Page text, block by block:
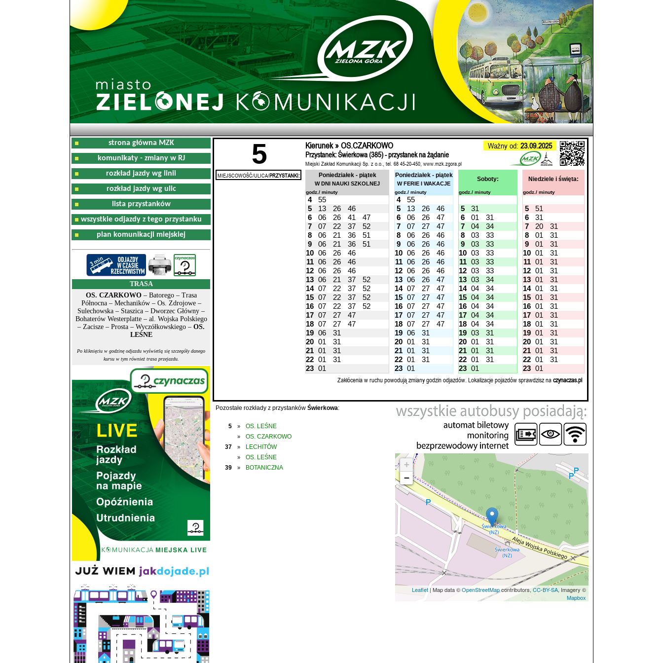
strona główna MZK
komunikaty - zmiany w RJ
rozkład jazdy wg linii
rozkład jazdy wg ulic
lista przystanków
wszystkie odjazdy z tego przystanku
plan komunikacji miejskiej
TRASA
OS. CZARKOWO– Batorego – Trasa
Północna – Mechaników – Os. Zdrojowe –
Sulechowska – Staszica – Dworzec Główny –
Bohaterów Westerplatte – al. Wojska Polskiego
– Zacisze – Prosta – Wyczółkowskiego – OS.
LEŚNE
Po kliknięciu w godzinę odjazdu wyświetlą się szczegóły danego
kursu w tym również trasa przejazdu.
5 Kierunek » OS.CZARKOWO Ważny od: 23.09.2025
Przystanek: Świerkowa (385) - przystanek na żądanie
Miejski Zakład Komunikacji Sp. z o.o., tel. 68 45-20-450, www.mzk.zgora.pl
MIEJSCOWOŚĆ/ULICA/PRZYSTANKI: Poniedziałek - piątek
W DNI NAUKI SZKOLNEJ
Poniedziałek - piątek
W FERIE I WAKACJE
Soboty: Niedziele i święta:
godz./ minuty godz./ minuty godz./ minuty godz./ minuty
4 55 4
55
5
13 26 46 5 13 26 46 5 31 5
51
6
06 26 41 47 6 06 26 47 6 01 31 6
31
7
07 22 37 52 7 07 27 47 7 04 34 7 20
31
8
06 21 36 51 8 06 26 46 8 03 33 8 01
31
9
06 21 36 51 9 06 26 46 9 03 33 9 01
31
10 06 26 46 10 06 26 46 10 03 33 10 01
31
11 06 26 46 11 06 26 46 11 03 33 11 01
31
12 06 26 46 12 06 26 46 12 03 33 12 01
31
13 06 21 37 52 13 06 26 47 13 03 34 13 01
31
14 07 22 37 52 14 07 27 47 14 04 34 14 01
31
15 07 22 37 52 15 07 27 47 15 04 34 15 01
31
16 07 22 37 52 16 07 27 47 16 04 34 16 01
31
17 07 27 47 17 07 27 47 17 04 34 17 01
31
18 07 27 47 18 07 27 47 18 04 34 18 01
31
19 06 31 19 06 31 19 03 31 19 01
31
20 01 31 20 01 31 20 01 31 20 01
31
21 01 31 21 01 31 21 01 31 21 01
31
22 01 31 22 01 31 22 01 31 22 01
31
23 01 23 01 23 01 23 01
Zakłócenia w ruchu powodują zmiany godzin odjazdów. Lokalizacje pojazdów sprawdzisz naczynaczas.pl
Pozostałe rozkłady z przystanków Świerkowa:
5 » OS. LEŚNE
»
OS. CZARKOWO
37
» LECHITÓW
»
OS. LEŚNE
39
» BOTANICZNA
+
−
Leaflet | Map data ©OpenStreetMapcontributors,CC-BY-SA, Imagery ©
Mapbox